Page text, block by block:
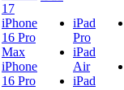
17
iPhone
16 Pro
Max
iPhone
16 Pro
iPad
Pro
iPad
Air
iPad